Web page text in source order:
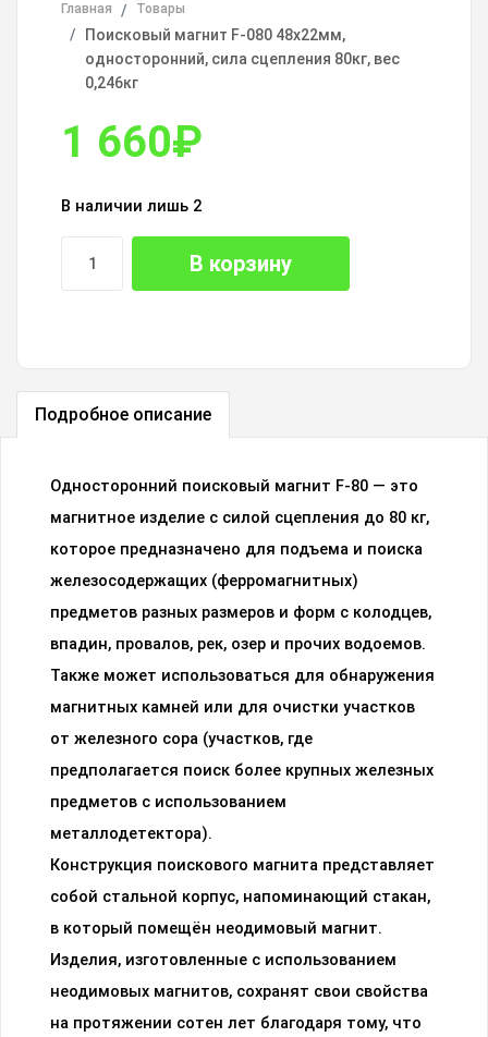
Главная Товары
Поисковый магнит F-080 48х22мм,
односторонний, сила сцепления 80кг, вес
0,246кг
1 660₽
В наличии лишь 2
В корзину
Подробное описание
Односторонний поисковый магнит F-80 — это
магнитное изделие с силой сцепления до 80 кг,
которое предназначено для подъема и поиска
железосодержащих (ферромагнитных)
предметов разных размеров и форм с колодцев,
впадин, провалов, рек, озер и прочих водоемов.
Также может использоваться для обнаружения
магнитных камней или для очистки участков
от железного сора (участков, где
предполагается поиск более крупных железных
предметов с использованием
металлодетектора).
Конструкция поискового магнита представляет
собой стальной корпус, напоминающий стакан,
в который помещён неодимовый магнит.
Изделия, изготовленные с использованием
неодимовых магнитов, сохранят свои свойства
на протяжении сотен лет благодаря тому, что